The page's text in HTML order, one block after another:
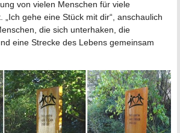
von vielen Menschen für viele
„Ich gehe eine Stück mit dir“, anschaulich
die sich unterhaken, die
eine Strecke des Lebens gemeinsam